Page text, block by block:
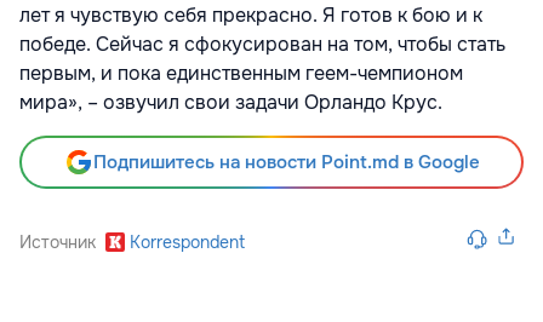
лет я чувствую себя прекрасно. Я готов к бою и к
победе. Сейчас я сфокусирован на том, чтобы стать
первым, и пока единственным геем-чемпионом
мира», – озвучил свои задачи Орландо Крус.
Подпишитесь на новости Point.md в Google
Источник Korrespondent